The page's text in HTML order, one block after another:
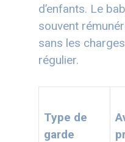
d’enfants. Le
souvent
sans les
régulier.
Type de
garde